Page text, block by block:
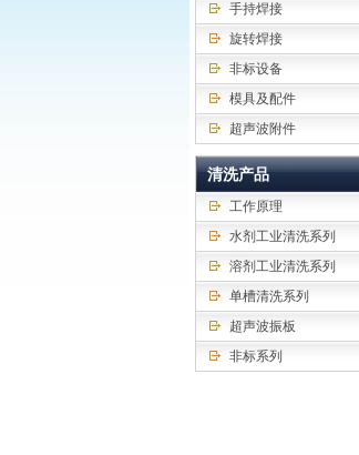
手持焊接
旋转焊接
非标设备
模具及配件
超声波附件
清洗产品
工作原理
水剂工业清洗系列
溶剂工业清洗系列
单槽清洗系列
超声波振板
非标系列